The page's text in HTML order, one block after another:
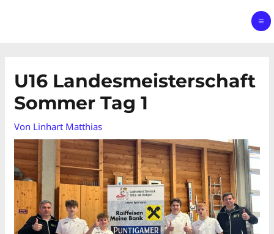
U16 Landesmeisterschaft
Sommer Tag 1
Von Linhart Matthias